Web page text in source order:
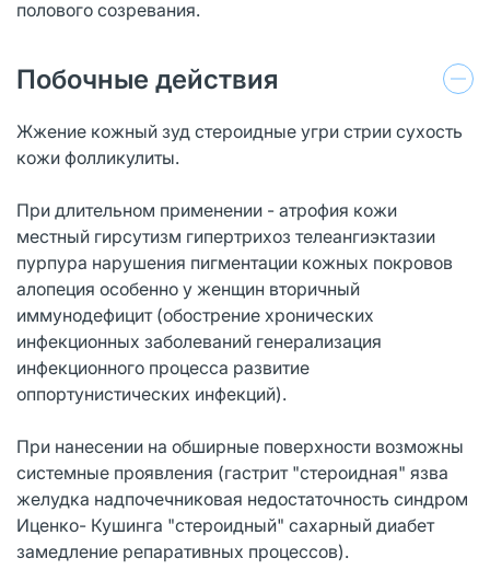
полового созревания.
Побочные действия
Жжение кожный зуд стероидные угри стрии сухость
кожи фолликулиты.
При длительном применении - атрофия кожи
местный гирсутизм гипертрихоз телеангиэктазии
пурпура нарушения пигментации кожных покровов
алопеция особенно у женщин вторичный
иммунодефицит (обострение хронических
инфекционных заболеваний генерализация
инфекционного процесса развитие
оппортунистических инфекций).
При нанесении на обширные поверхности возможны
системные проявления (гастрит "стероидная" язва
желудка надпочечниковая недостаточность синдром
Иценко- Кушинга "стероидный" сахарный диабет
замедление репаративных процессов).